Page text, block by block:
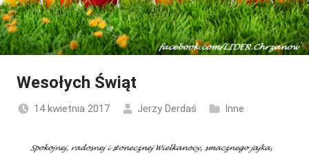
Wesołych Świąt
14 kwietnia 2017 Jerzy Derdaś Inne